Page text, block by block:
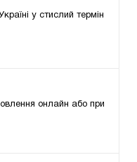
у стислий термін
онлайн або при